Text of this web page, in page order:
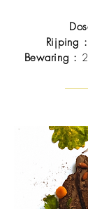
Rijping :
Bewaring :